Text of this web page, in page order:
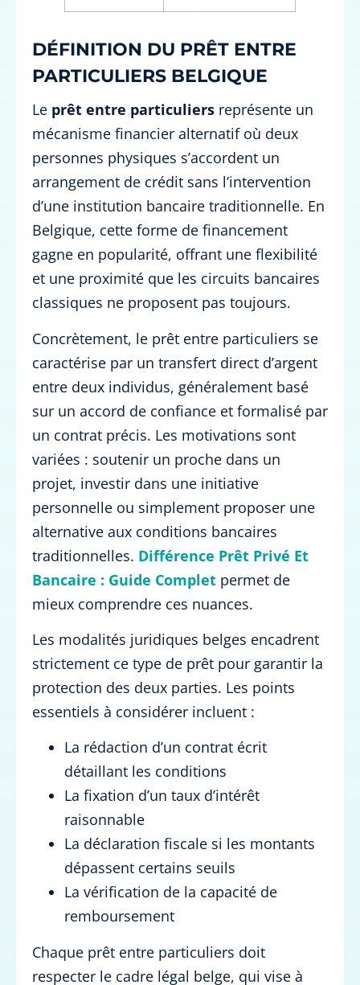
DÉFINITION DU PRÊT ENTRE
PARTICULIERS BELGIQUE
Le prêt entre particuliers représente un
mécanisme financier alternatif où deux
personnes physiques s’accordent un
arrangement de crédit sans l’intervention
d’une institution bancaire traditionnelle. En
Belgique, cette forme de financement
gagne en popularité, offrant une flexibilité
et une proximité que les circuits bancaires
classiques ne proposent pas toujours.
Concrètement, le prêt entre particuliers se
caractérise par un transfert direct d’argent
entre deux individus, généralement basé
sur un accord de confiance et formalisé par
un contrat précis. Les motivations sont
variées : soutenir un proche dans un
projet, investir dans une initiative
personnelle ou simplement proposer une
alternative aux conditions bancaires
traditionnelles. Différence Prêt Privé Et
Bancaire : Guide Complet permet de
mieux comprendre ces nuances.
Les modalités juridiques belges encadrent
strictement ce type de prêt pour garantir la
protection des deux parties. Les points
essentiels à considérer incluent :
La rédaction d’un contrat écrit
détaillant les conditions
La fixation d’un taux d’intérêt
raisonnable
La déclaration fiscale si les montants
dépassent certains seuils
La vérification de la capacité de
remboursement
Chaque prêt entre particuliers doit
respecter le cadre légal belge, qui vise à